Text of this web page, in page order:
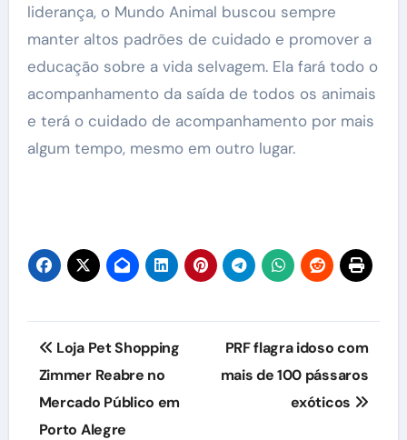
liderança, o Mundo Animal buscou sempre
manter altos padrões de cuidado e promover a
educação sobre a vida selvagem. Ela fará todo o
acompanhamento da saída de todos os animais
e terá o cuidado de acompanhamento por mais
algum tempo, mesmo em outro lugar.
Navegação
de
Post
Loja Pet Shopping
Zimmer Reabre no
Mercado Público em
Porto Alegre
PRF flagra idoso com
mais de 100 pássaros
exóticos